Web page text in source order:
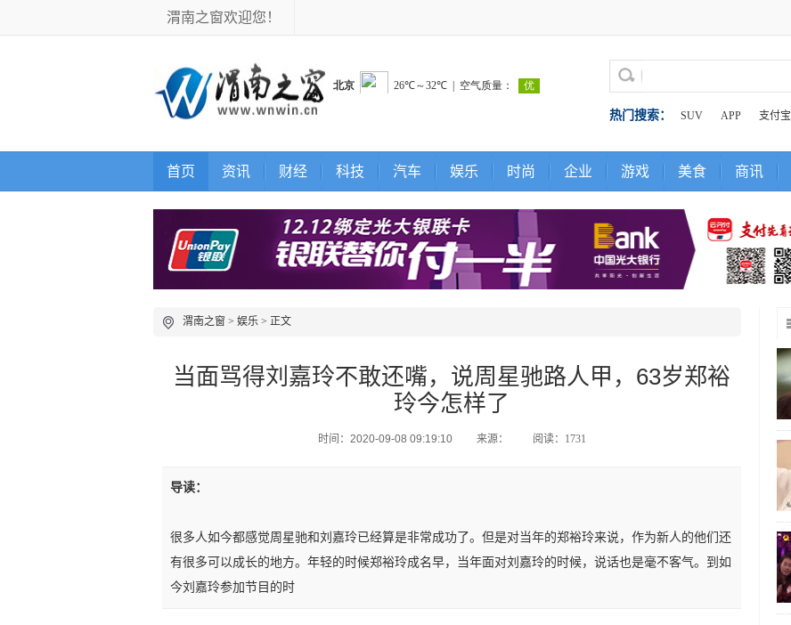
渭南之窗欢迎您！
热门搜索： SUV APP 支付宝
首页 资讯 财经 科技 汽车 娱乐 时尚 企业 游戏 美食 商讯
渭南之窗 > 娱乐 > 正文
当面骂得刘嘉玲不敢还嘴，说周星驰路人甲，63岁郑裕
玲今怎样了
时间：2020-09-08 09:19:10 来源： 阅读：1731
导读：
很多人如今都感觉周星驰和刘嘉玲已经算是非常成功了。但是对当年的郑裕玲来说，作为新人的他们还
有很多可以成长的地方。年轻的时候郑裕玲成名早，当年面对刘嘉玲的时候，说话也是毫不客气。到如
今刘嘉玲参加节目的时